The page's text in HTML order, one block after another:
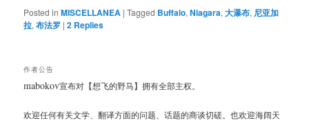
Posted in MISCELLANEA |Tagged Buffalo,Niagara,大瀑布, 尼亚加
拉,布法罗 |2 Replies
作者公告
mabokov宣布对【想飞的野马】拥有全部主权。
欢迎任何有关文学、翻译方面的问题、话题的商谈切磋。也欢迎海阔天